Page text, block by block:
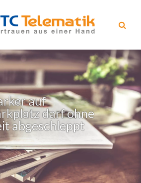
auf
darf ohne
abgeschleppt